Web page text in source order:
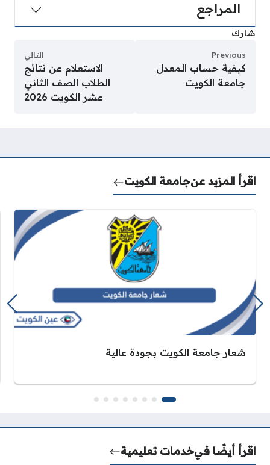
المراجع
شارك
Previous
كيفية حساب المعدل
جامعة الكويت
التالي
الاستعلام عن نتائج
الطلاب الصف الثاني
عشر الكويت 2026
اقرأ المزيد عنجامعة الكويت
شعار جامعة الكويت بجودة عالية
اقرأ أيضًا فيخدمات تعليمية